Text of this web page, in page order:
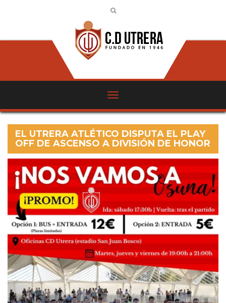
EL UTRERA ATLÉTICO DISPUTA EL PLAY
OFF DE ASCENSO A DIVISIÓN DE HONOR